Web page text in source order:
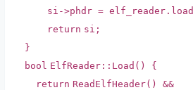
si->phdr =
return si;
}
bool ElfReader::Load() {
return